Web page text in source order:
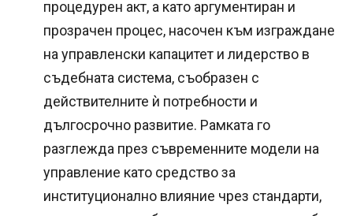
процедурен акт, а като аргументиран и
прозрачен процес, насочен към изграждане
на управленски капацитет и лидерство в
съдебната система, съобразен с
действителните ѝ потребности и
дългосрочно развитие. Рамката го
разглежда през съвременните модели на
управление като средство за
институционално влияние чрез стандарти,